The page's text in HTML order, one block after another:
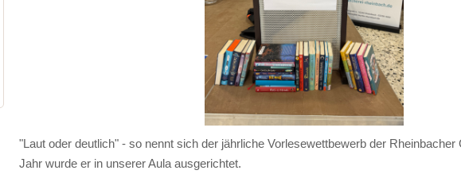
"Laut oder deutlich" - so nennt sich der jährliche Vorlesewettbewerb der
Jahr wurde er in unserer Aula ausgerichtet.